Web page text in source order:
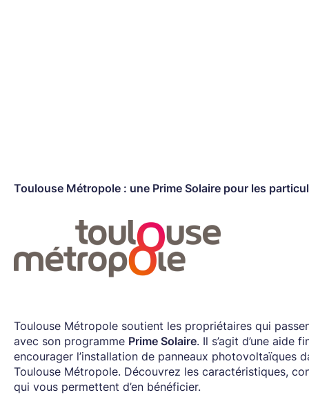
Toulouse Métropole : une Prime Solaire pour les
Toulouse Métropole soutient les propriétaires qui
avec son programme Prime Solaire. Il s’agit d’une aide
encourager l’installation de panneaux photovoltaïques
Toulouse Métropole. Découvrez les caractéristiques,
qui vous permettent d’en bénéficier.